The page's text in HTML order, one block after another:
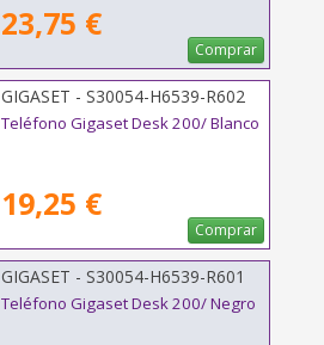
23,75 €
Comprar
GIGASET - S30054-H6539-R602
Teléfono Gigaset Desk 200/ Blanco
19,25 €
Comprar
GIGASET - S30054-H6539-R601
Teléfono Gigaset Desk 200/ Negro